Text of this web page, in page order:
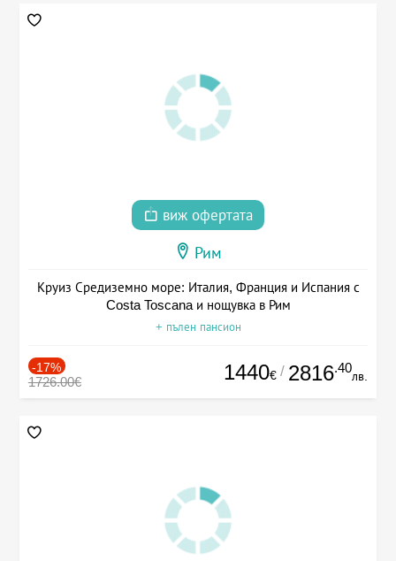
виж офертата
Рим
Круиз Средиземно море: Италия, Франция и Испания с
Costa Toscana и нощувка в Рим
+ пълен пансион
-17%
1726.00€ 1440€ / 2816.40
лв.